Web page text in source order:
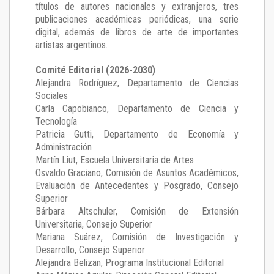
títulos de autores nacionales y extranjeros, tres
publicaciones académicas periódicas, una serie
digital, además de libros de arte de importantes
artistas argentinos.
Comité Editorial (2026-2030)
Alejandra Rodríguez, Departamento de Ciencias
Sociales
Carla Capobianco, Departamento de Ciencia y
Tecnología
Patricia Gutti, Departamento de Economía y
Administración
Martín Liut, Escuela Universitaria de Artes
Osvaldo Graciano, Comisión de Asuntos Académicos,
Evaluación de Antecedentes y Posgrado, Consejo
Superior
Bárbara Altschuler, Comisión de Extensión
Universitaria, Consejo Superior
Mariana Suárez, Comisión de Investigación y
Desarrollo, Consejo Superior
Alejandra Belizan, Programa Institucional Editorial